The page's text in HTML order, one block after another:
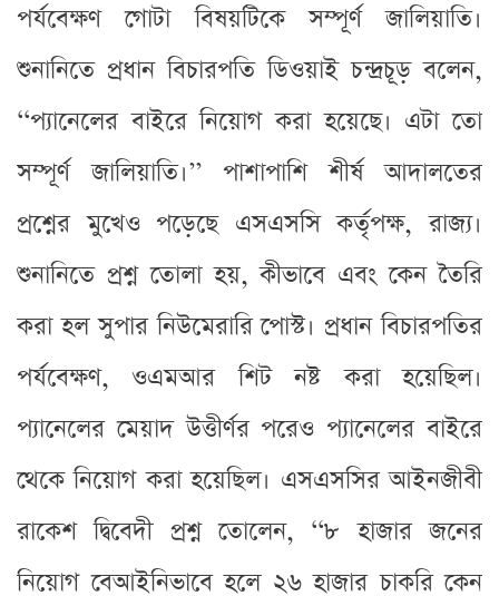
পর্যবেক্ষণ গোটা বিষয়টিকে সম্পূর্ণ জালিয়াতি।
শুনানিতে প্রধান বিচারপতি ডিওয়াই চন্দ্রচূড় বলেন,
‘‘প্যানেলের বাইরে নিয়োগ করা হয়েছে। এটা তো
সম্পূর্ণ জালিয়াতি।’’ পাশাপাশি শীর্ষ আদালতের
প্রশ্নের মুখেও পড়েছে এসএসসি কর্তৃপক্ষ, রাজ্য।
শুনানিতে প্রশ্ন তোলা হয়, কীভাবে এবং কেন তৈরি
করা হল সুপার নিউমেরারি পোস্ট। প্রধান বিচারপতির
পর্যবেক্ষণ, ওএমআর শিট নষ্ট করা হয়েছিল।
প্যানেলের মেয়াদ উত্তীর্ণর পরেও প্যানেলের বাইরে
থেকে নিয়োগ করা হয়েছিল। এসএসসির আইনজীবী
রাকেশ দ্বিবেদী প্রশ্ন তোলেন, ‘‘৮ হাজার জনের
নিয়োগ বেআইনিভাবে হলে ২৬ হাজার চাকরি কেন